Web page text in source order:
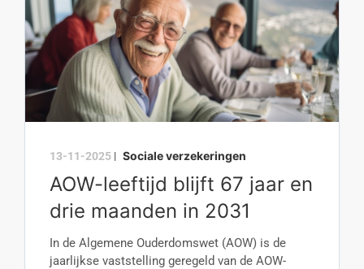
13-11-2025 | Sociale verzekeringen
AOW-leeftijd blijft 67 jaar en
drie maanden in 2031
In de Algemene Ouderdomswet (AOW) is de
jaarlijkse vaststelling geregeld van de AOW-